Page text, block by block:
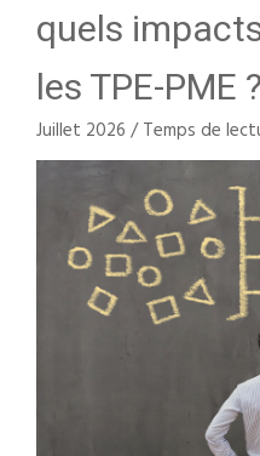
quels
les TPE-PME ?
Juillet 2026 / Temps de